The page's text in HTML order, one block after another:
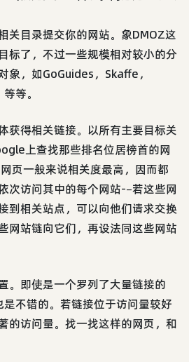
关目录提交你的网站。象DMOZ这
标了，不过一些规模相对较小的分
象，如GoGuides，Skaffe，
等。
获得相关链接。以所有主要目标关
上查找那些排名位居榜首的网
页一般来说相关度最高，因而都
次访问其中的每个网站-–若这些网
到相关站点，可以向他们请求交换
网站链向它们，再设法同这些网站
。即使是一个罗列了大量链接的
不错的。若链接位于访问量较好
的访问量。找一找这样的网页，和